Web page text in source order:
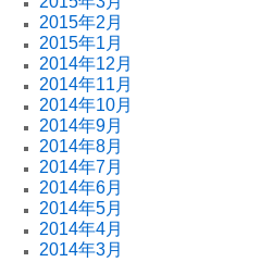
2015年2月
2015年1月
2014年12月
2014年11月
2014年10月
2014年9月
2014年8月
2014年7月
2014年6月
2014年5月
2014年4月
2014年3月